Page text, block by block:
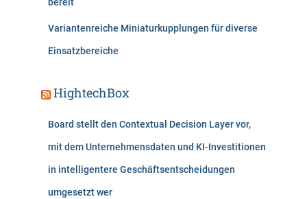
bereit
Variantenreiche Miniaturkupplungen für diverse
Einsatzbereiche
HightechBox
Board stellt den Contextual Decision Layer vor,
mit dem Unternehmensdaten und KI-Investitionen
in intelligentere Geschäftsentscheidungen
umgesetzt wer